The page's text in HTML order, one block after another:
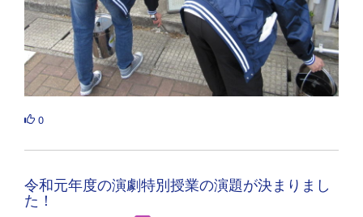
0
令和元年度の演劇特別授業の演題が決まりまし
た！